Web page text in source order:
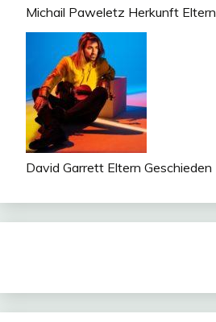
Michail Paweletz Herkunft Eltern
David Garrett Eltern Geschieden